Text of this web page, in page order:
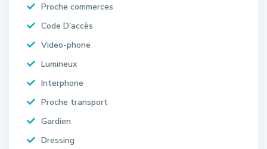
Proche commerces
Code D'accès
Video-phone
Lumineux
Interphone
Proche transport
Gardien
Dressing